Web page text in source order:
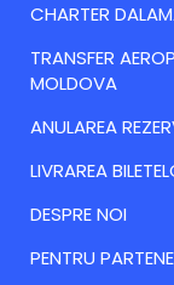
CHARTER
TRANSFER
MOLDOVA
ANULAREA
LIVRAREA
DESPRE NOI
PENTRU